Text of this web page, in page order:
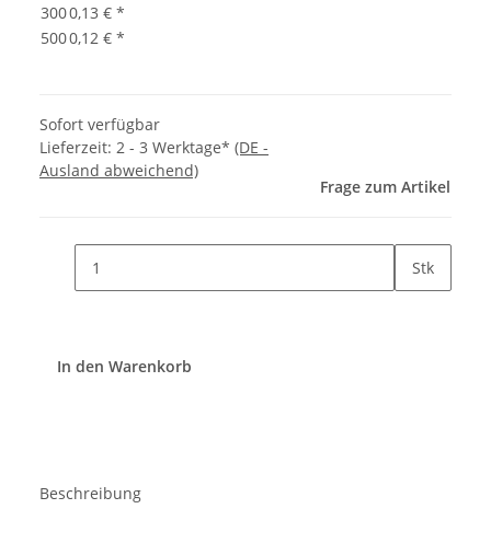
3000,13 € *
5000,12 € *
Sofort verfügbar
Lieferzeit: 2 - 3 Werktage* (DE -
Ausland abweichend)
Frage zum Artikel
Stk
In den Warenkorb
Beschreibung